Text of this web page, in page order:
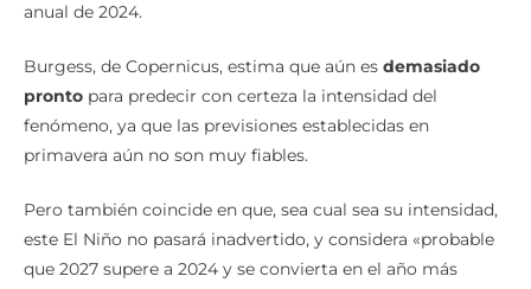
anual de 2024.
Burgess, de Copernicus, estima que aún es demasiado
pronto para predecir con certeza la intensidad del
fenómeno, ya que las previsiones establecidas en
primavera aún no son muy fiables.
Pero también coincide en que, sea cual sea su intensidad,
este El Niño no pasará inadvertido, y considera «probable
que 2027 supere a 2024 y se convierta en el año más